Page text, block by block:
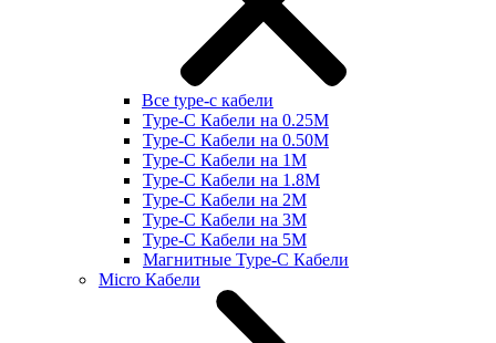
Все type-c кабели
Type-C Кабели на 0.25М
Type-C Кабели на 0.50М
Type-C Кабели на 1М
Type-C Кабели на 1.8М
Type-C Кабели на 2М
Type-C Кабели на 3М
Type-C Кабели на 5М
Магнитные Type-C Кабели
Micro Кабели